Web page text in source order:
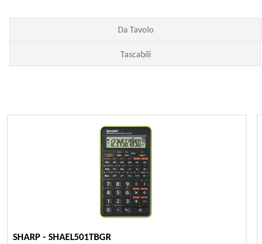
Da Tavolo
Tascabili
SHARP - SHAEL501TBGR